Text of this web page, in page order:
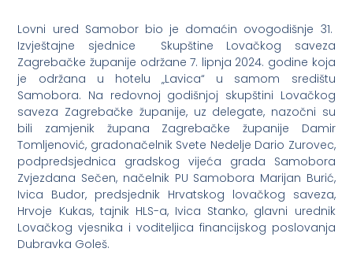
Lovni ured Samobor bio je domaćin ovogodišnje 31.
Izvještajne sjednice Skupštine Lovačkog saveza
Zagrebačke županije održane 7. lipnja 2024. godine koja
je održana u hotelu „Lavica“ u samom središtu
Samobora. Na redovnoj godišnjoj skupštini Lovačkog
saveza Zagrebačke županije, uz delegate, nazočni su
bili zamjenik župana Zagrebačke županije Damir
Tomljenović, gradonačelnik Svete Nedelje Dario Zurovec,
podpredsjednica gradskog vijeća grada Samobora
Zvjezdana Sečen, načelnik PU Samobora Marijan Burić,
Ivica Budor, predsjednik Hrvatskog lovačkog saveza,
Hrvoje Kukas, tajnik HLS-a, Ivica Stanko, glavni urednik
Lovačkog vjesnika i voditeljica financijskog poslovanja
Dubravka Goleš.